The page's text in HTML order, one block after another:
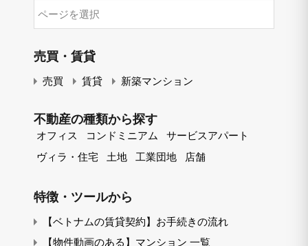
売買・賃貸
売買 賃貸 新築マンション
不動産の種類から探す
オフィス コンドミニアム
サービスアパート
ヴィラ・住宅
土地 工業団地 店舗
特徴・ツールから
【ベトナムの賃貸契約】お手続きの流れ
【物件動画のある】マンション 一覧